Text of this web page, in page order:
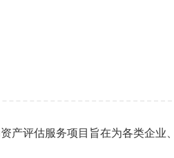
产评估服务项目旨在为各类企业、